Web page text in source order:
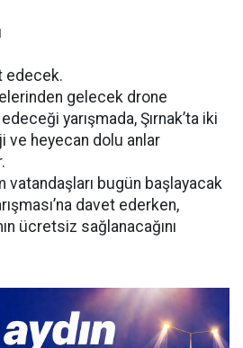
edecek.
gelecek drone
yarışmada, Şırnak’ta iki
ve heyecan dolu anlar
vatandaşları bugün başlayacak
davet ederken,
ücretsiz sağlanacağını